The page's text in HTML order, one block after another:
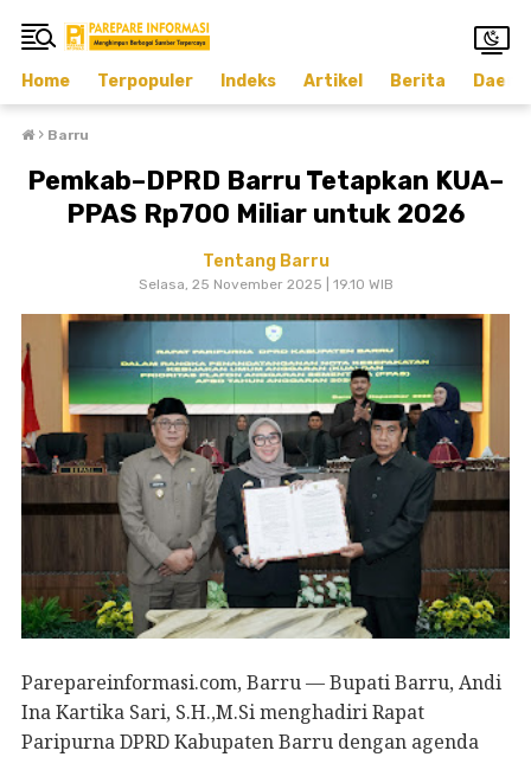
Home Terpopuler Indeks Artikel Berita
› Barru
Pemkab–DPRD Barru Tetapkan KUA–
PPAS Rp700 Miliar untuk 2026
Tentang Barru
Selasa, 25 November 2025 | 19.10 WIB
Parepareinformasi.com, Barru — Bupati Barru, Andi
Ina Kartika Sari, S.H.,M.Si menghadiri Rapat
Paripurna DPRD Kabupaten Barru dengan agenda